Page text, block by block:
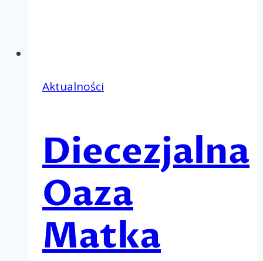
Aktualności
Diecezjalna
Oaza
Matka